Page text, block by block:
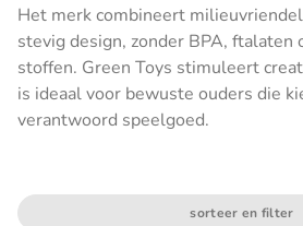
Het merk combineert
stevig design, zonder BPA, ftalaten
stoffen. Green Toys stimuleert
is ideaal voor bewuste ouders die
verantwoord speelgoed.
sorteer en filter